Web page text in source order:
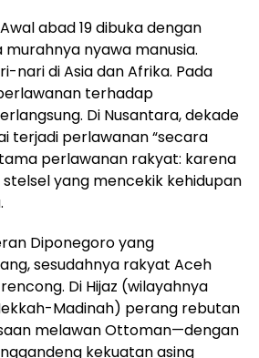
abad 19 dibuka dengan
nyawa manusia.
nari di Asia dan Afrika. Pada
terhadap
Di Nusantara, dekade
terjadi perlawanan “secara
perlawanan rakyat: karena
yang mencekik kehidupan
Diponegoro yang
sesudahnya rakyat Aceh
Di Hijaz (wilayahnya
Madinah) perang rebutan
melawan Ottoman—dengan
kekuatan asing